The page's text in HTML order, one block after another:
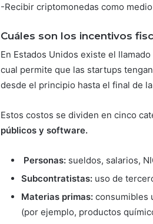
-Recibir criptomonedas como
Cuáles son los incentivos
En Estados Unidos existe el
cual permite que las startups
desde el principio hasta el final de
Estos costos se dividen en cinco
públicos y software.
Personas: sueldos, salarios,
Subcontratistas: uso de
Materias primas: consumibles
(por ejemplo, productos